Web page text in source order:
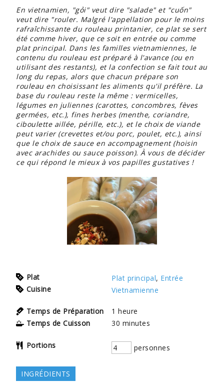
En vietnamien, "gỏi" veut dire "salade" et "cuốn"
veut dire "rouler. Malgré l'appellation pour le moins
rafraîchissante du rouleau printanier, ce plat se sert
été comme hiver, que ce soit en entrée ou comme
plat principal. Dans les familles vietnamiennes, le
contenu du rouleau est préparé à l'avance (ou en
utilisant des restants), et la confection se fait tout au
long du repas, alors que chacun prépare son
rouleau en choisissant les aliments qu'il préfère. La
base du rouleau reste la même : vermicelles,
légumes en juliennes (carottes, concombres, fèves
germées, etc.), fines herbes (menthe, coriandre,
ciboulette aillée, pérille, etc.), et le choix de viande
peut varier (crevettes et/ou porc, poulet, etc.), ainsi
que le choix de sauce en accompagnement (hoisin
avec arachides ou sauce poisson). À vous de décider
ce qui répond le mieux à vos papilles gustatives !
Plat Plat principal, Entrée
Cuisine
Vietnamienne
Temps de Préparation 1 heure
Temps de Cuisson
30 minutes
Portions personnes
INGRÉDIENTS